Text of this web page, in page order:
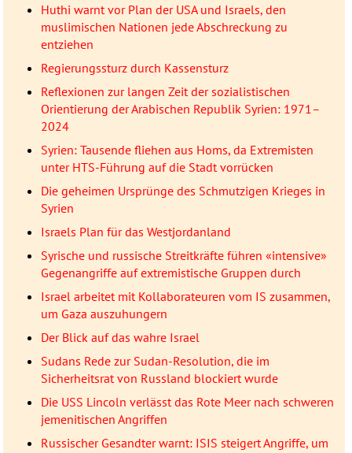
Huthi warnt vor Plan der USA und Israels, den
muslimischen Nationen jede Abschreckung zu
entziehen
Regierungssturz durch Kassensturz
Reflexionen zur langen Zeit der sozialistischen
Orientierung der Arabischen Republik Syrien: 1971–
2024
Syrien: Tausende fliehen aus Homs, da Extremisten
unter HTS-Führung auf die Stadt vorrücken
Die geheimen Ursprünge des Schmutzigen Krieges in
Syrien
Israels Plan für das Westjordanland
Syrische und russische Streitkräfte führen «intensive»
Gegenangriffe auf extremistische Gruppen durch
Israel arbeitet mit Kollaborateuren vom IS zusammen,
um Gaza auszuhungern
Der Blick auf das wahre Israel
Sudans Rede zur Sudan-Resolution, die im
Sicherheitsrat von Russland blockiert wurde
Die USS Lincoln verlässt das Rote Meer nach schweren
jemenitischen Angriffen
Russischer Gesandter warnt: ISIS steigert Angriffe, um